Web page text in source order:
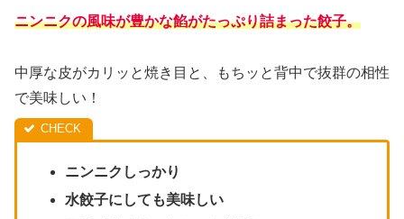
ニンニクの風味が豊かな餡がたっぷり詰まった餃子。
中厚な皮がカリッと焼き目と、もちッと背中で抜群の相性
で美味しい！
ニンニクしっかり
水餃子にしても美味しい